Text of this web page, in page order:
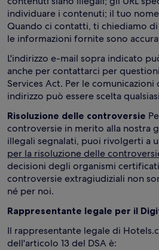
individuare i contenuti; il tuo
Quando ci contatti, ti chiediamo
le informazioni fornite sono
L'indirizzo e-mail sopra indicato
anche per contattarci per
Services Act. Per le comunicazioni
indirizzo può essere scelta
Risoluzione delle controversie
controversie in merito alla nostra
illegali segnalati, puoi rivolgerti a
per la risoluzione delle
decisioni degli organismi
controversie extragiudiziali non
né per noi.
Rappresentante legale per il
Il rappresentante legale di
dell'articolo 13 del DSA è: